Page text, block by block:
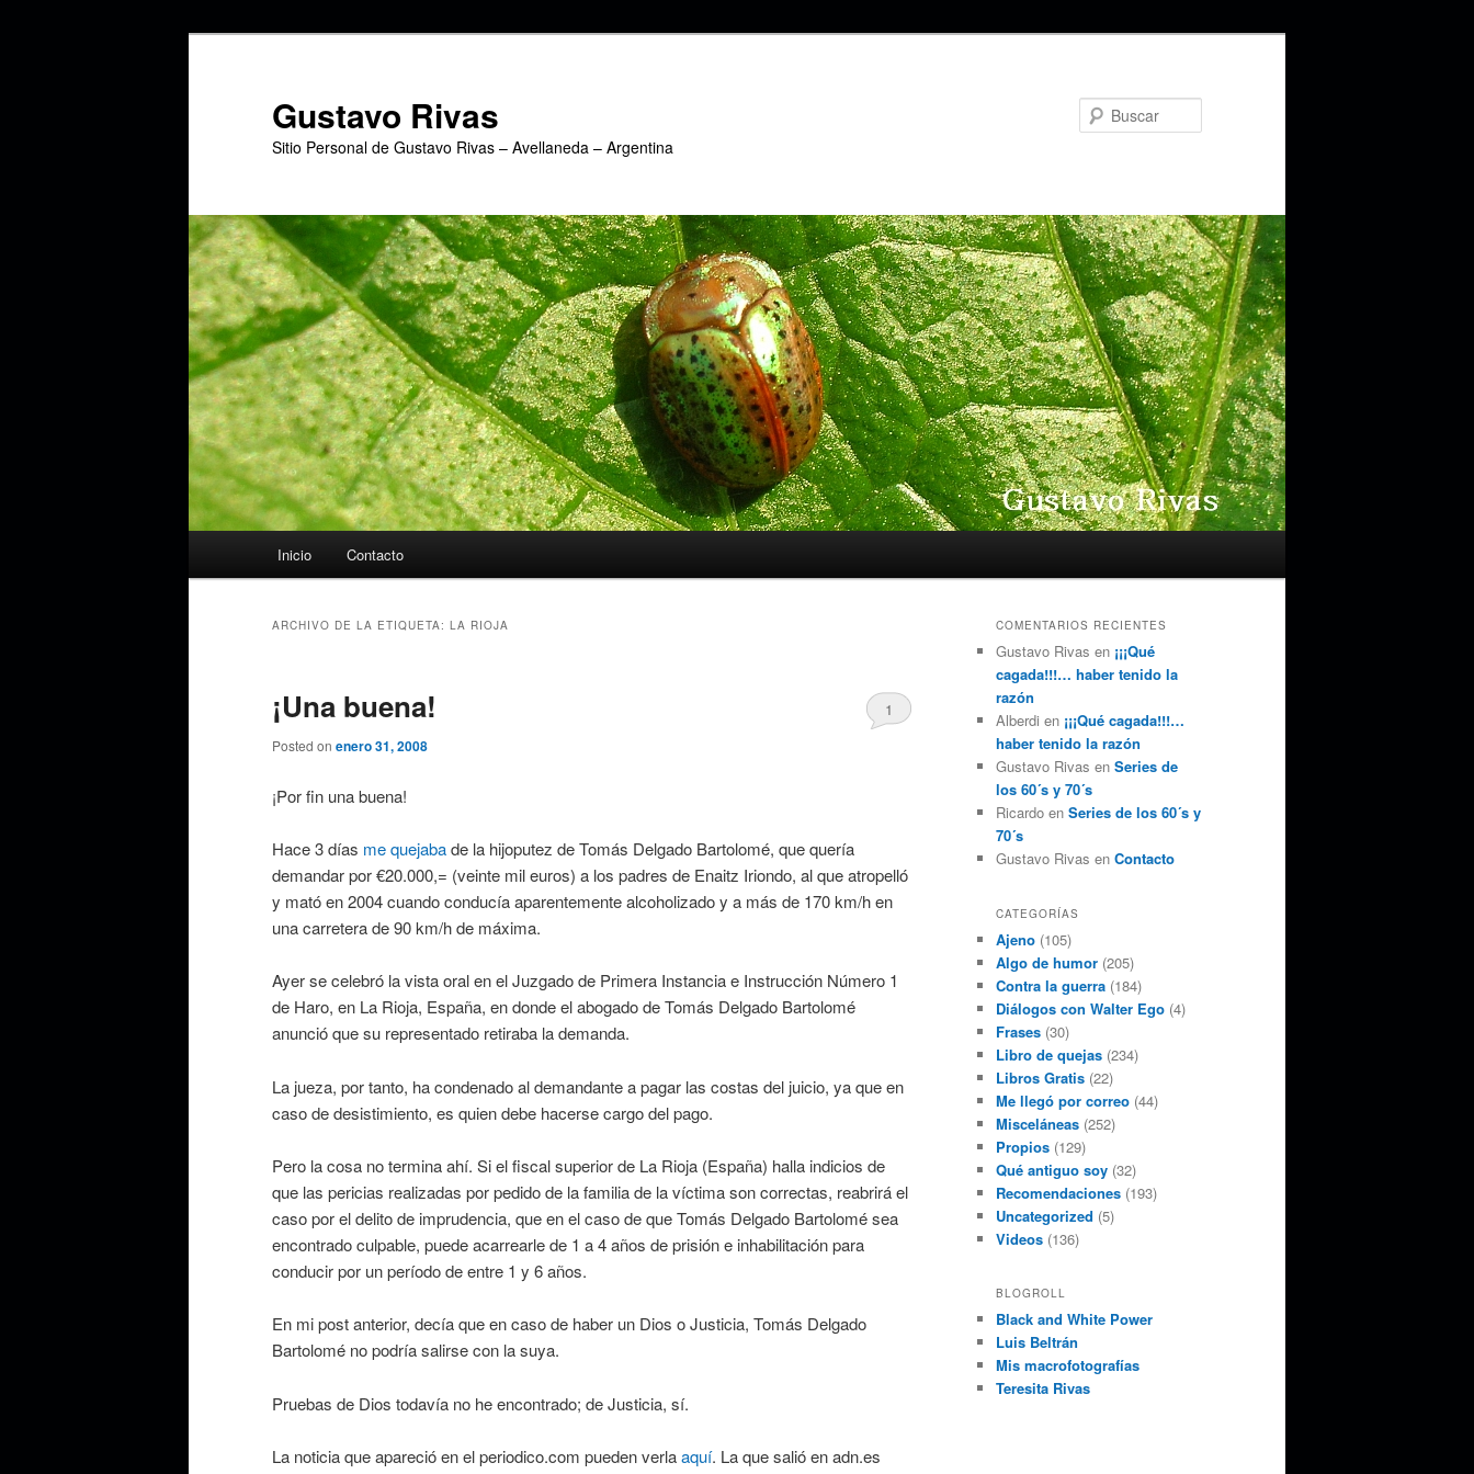
Gustavo Rivas
Sitio Personal de Gustavo Rivas – Avellaneda – Argentina
Inicio Contacto
ARCHIVO DE LA ETIQUETA: LA RIOJA
¡Una buena!
Posted on enero 31, 2008
1
¡Por fin una buena!
Hace 3 días me quejabade la hijoputez de Tomás Delgado Bartolomé, que quería
demandar por €20.000,= (veinte mil euros) a los padres de Enaitz Iriondo, al que atropelló
y mató en 2004 cuando conducía aparentemente alcoholizado y a más de 170 km/h en
una carretera de 90 km/h de máxima.
Ayer se celebró la vista oral en el Juzgado de Primera Instancia e Instrucción Número 1
de Haro, en La Rioja, España, en donde el abogado de Tomás Delgado Bartolomé
anunció que su representado retiraba la demanda.
La jueza, por tanto, ha condenado al demandante a pagar las costas del juicio, ya que en
caso de desistimiento, es quien debe hacerse cargo del pago.
Pero la cosa no termina ahí. Si el fiscal superior de La Rioja (España) halla indicios de
que las pericias realizadas por pedido de la familia de la víctima son correctas, reabrirá el
caso por el delito de imprudencia, que en el caso de que Tomás Delgado Bartolomé sea
encontrado culpable, puede acarrearle de 1 a 4 años de prisión e inhabilitación para
conducir por un período de entre 1 y 6 años.
En mi post anterior, decía que en caso de haber un Dios o Justicia, Tomás Delgado
Bartolomé no podría salirse con la suya.
Pruebas de Dios todavía no he encontrado; de Justicia, sí.
La noticia que apareció en el periodico.com pueden verlaaquí. La que salió en adn.es
COMENTARIOS RECIENTES
Gustavo Rivas en ¡¡¡Qué
cagada!!!… haber tenido la
razón
Alberdi en ¡¡¡Qué cagada!!!…
haber tenido la razón
Gustavo Rivas en Series de
los 60´s y 70´s
Ricardo en Series de los 60´s y
70´s
Gustavo Rivas en Contacto
CATEGORÍAS
Ajeno (105)
Algo de humor (205)
Contra la guerra (184)
Diálogos con Walter Ego (4)
Frases (30)
Libro de quejas (234)
Libros Gratis (22)
Me llegó por correo (44)
Misceláneas (252)
Propios (129)
Qué antiguo soy (32)
Recomendaciones (193)
Uncategorized (5)
Videos (136)
BLOGROLL
Black and White Power
Luis Beltrán
Mis macrofotografías
Teresita Rivas